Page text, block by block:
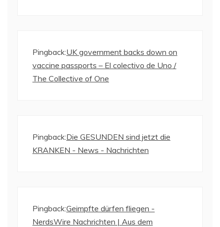
Pingback:UK government backs down on
vaccine passports – El colectivo de Uno /
The Collective of One
Pingback:Die GESUNDEN sind jetzt die
KRANKEN - News - Nachrichten
Pingback:Geimpfte dürfen fliegen -
NerdsWire Nachrichten | Aus dem